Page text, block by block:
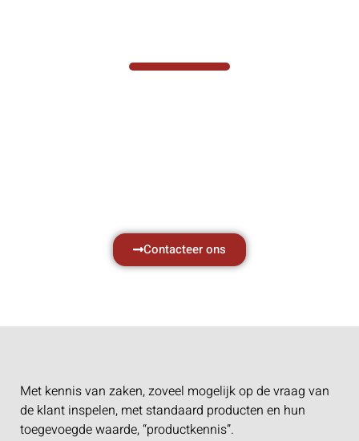
Contacteer ons
Met kennis van zaken, zoveel mogelijk op de vraag van
de klant inspelen, met standaard producten en hun
toegevoegde waarde, “productkennis”.